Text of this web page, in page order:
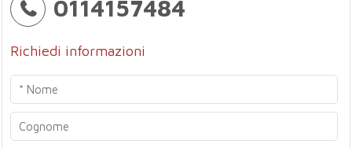
0114157484
Richiedi informazioni